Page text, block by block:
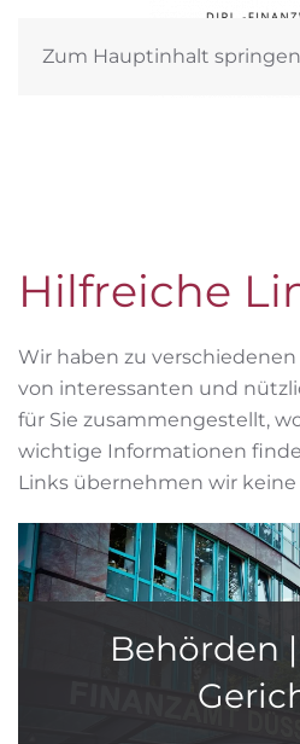
Zum Hauptinhalt springen
Hilfreiche
Wir haben zu
von interessanten und
für Sie zusammengestellt,
wichtige Informationen
Links übernehmen wir
Behörden